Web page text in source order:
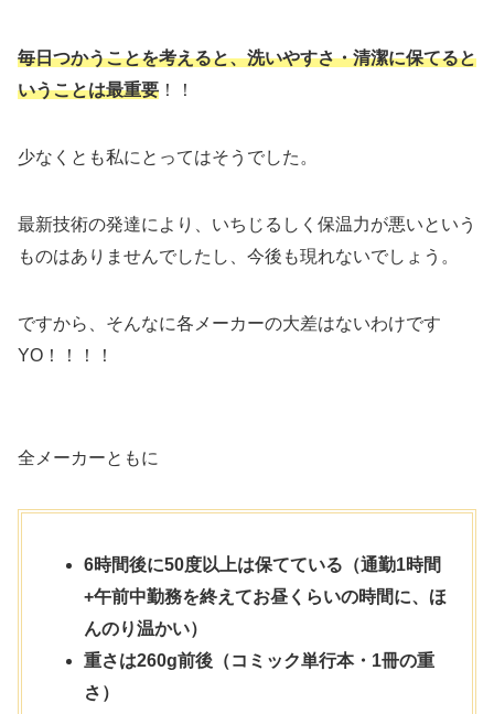
毎日つかうことを考えると、洗いやすさ・清潔に保てると
いうことは最重要 ！！
少なくとも私にとってはそうでした。
最新技術の発達により、いちじるしく保温力が悪いという
ものはありませんでしたし、今後も現れないでしょう。
ですから、そんなに各メーカーの大差はないわけです
YO！！！！
全メーカーともに
6時間後に50度以上は保てている（通勤1時間
+午前中勤務を終えてお昼くらいの時間に、ほ
んのり温かい）
重さは260g前後（コミック単行本・1冊の重
さ）